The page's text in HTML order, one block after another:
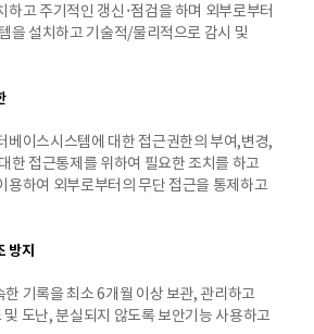
하고 주기적인 갱신·점검을 하며 외부로부터
을 설치하고 기술적/물리적으로 감시 및
베이스시스템에 대한 접근권한의 부여,변경,
한 접근통제를 위하여 필요한 조치를 하고
용하여 외부로부터의 무단 접근을 통제하고
방지
기록을 최소 6개월 이상 보관, 관리하고
도난, 분실되지 않도록 보안기능 사용하고